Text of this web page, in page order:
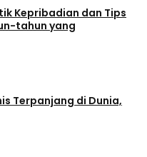
Kepribadian dan Tips
tahun yang
Terpanjang di Dunia,